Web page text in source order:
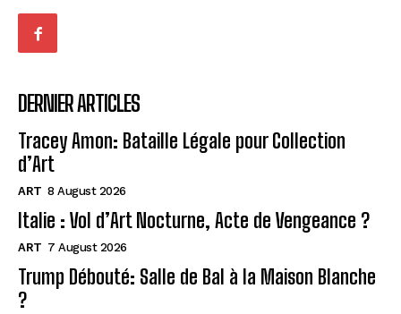
DERNIER ARTICLES
Tracey Amon: Bataille Légale pour Collection
d’Art
ART 8 August 2026
Italie : Vol d’Art Nocturne, Acte de Vengeance ?
ART 7 August 2026
Trump Débouté: Salle de Bal à la Maison Blanche
?